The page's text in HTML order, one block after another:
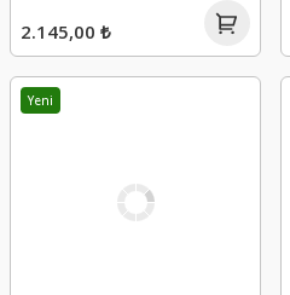
2.145,00 ₺
Yeni